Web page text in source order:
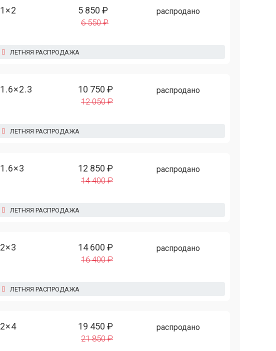
1×2 5 850 ₽
6 550 ₽
распродано
ЛЕТНЯЯ РАСПРОДАЖА
1.6×2.3 10 750 ₽
12 050 ₽
распродано
ЛЕТНЯЯ РАСПРОДАЖА
1.6×3 12 850 ₽
14 400 ₽
распродано
ЛЕТНЯЯ РАСПРОДАЖА
2×3 14 600 ₽
16 400 ₽
распродано
ЛЕТНЯЯ РАСПРОДАЖА
2×4 19 450 ₽
21 850 ₽
распродано